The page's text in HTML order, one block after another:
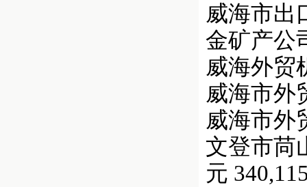
威海市出
金矿产公
威海外贸
威海市外
威海市外
文登市苘
元